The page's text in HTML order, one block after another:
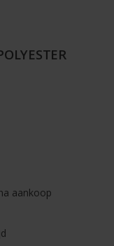
aankoop